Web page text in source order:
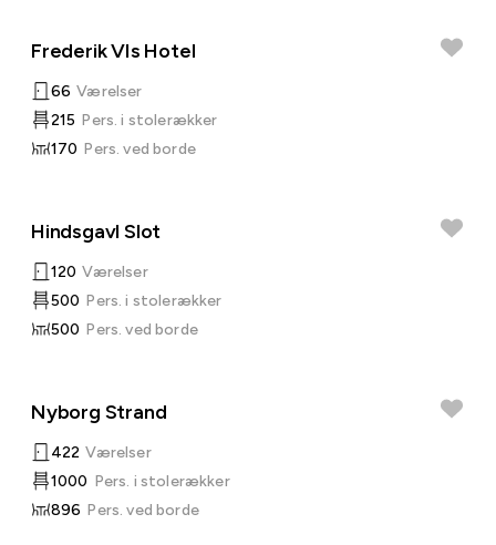
Frederik VIs Hotel
66 Værelser
215 Pers. i stolerækker
170 Pers. ved borde
Hindsgavl Slot
120 Værelser
500 Pers. i stolerækker
500 Pers. ved borde
Nyborg Strand
422 Værelser
1000 Pers. i stolerækker
896 Pers. ved borde